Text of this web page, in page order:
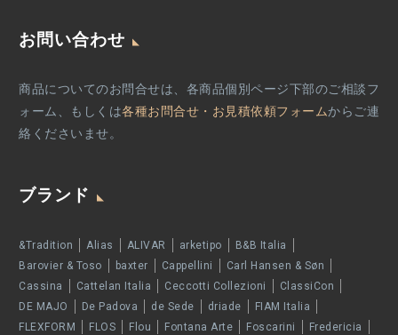
お問い合わせ
商品についてのお問合せは、各商品個別ページ下部のご相談フ
ォーム、もしくは各種お問合せ・お見積依頼フォームからご連
絡くださいませ。
ブランド
&Tradition Alias ALIVAR arketipo
B&B Italia
Barovier & Toso
baxter Cappellini
Carl Hansen & Søn
Cassina
Cattelan Italia Ceccotti Collezioni
ClassiCon
DE MAJO
De Padova de Sede driade
FIAM Italia
FLEXFORM
FLOS Flou Fontana Arte Foscarini
Fredericia